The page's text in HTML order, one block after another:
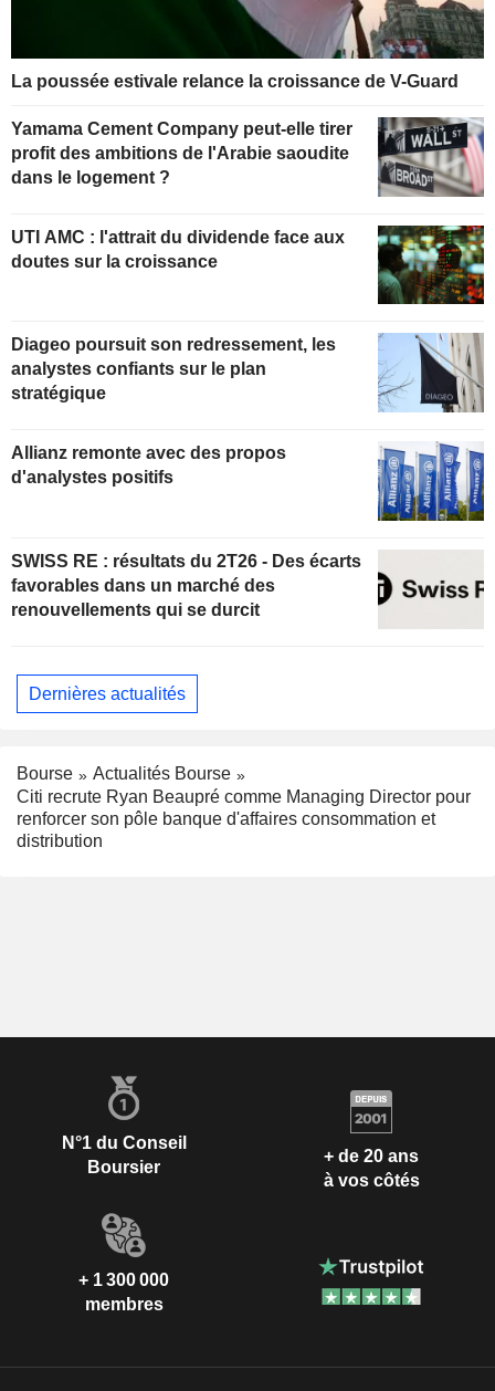
La poussée estivale relance la croissance de V-Guard
Yamama Cement Company peut-elle tirer
profit des ambitions de l'Arabie saoudite
dans le logement ?
UTI AMC : l'attrait du dividende face aux
doutes sur la croissance
Diageo poursuit son redressement, les
analystes confiants sur le plan
stratégique
Allianz remonte avec des propos
d'analystes positifs
SWISS RE : résultats du 2T26 - Des écarts
favorables dans un marché des
renouvellements qui se durcit
Dernières actualités
Bourse
Actualités Bourse
Citi recrute Ryan Beaupré comme Managing Director pour
renforcer son pôle banque d'affaires consommation et
distribution
N°1 du Conseil
Boursier
+ de 20 ans
à vos côtés
+ 1 300 000
membres